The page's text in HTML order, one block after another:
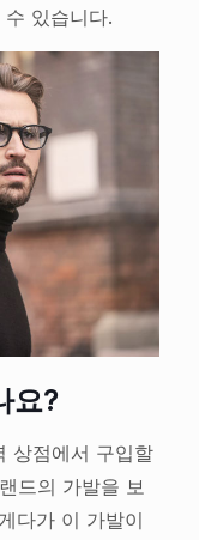
있습니다.
요?
상점에서 구입할
드의 가발을 보
다가 이 가발이